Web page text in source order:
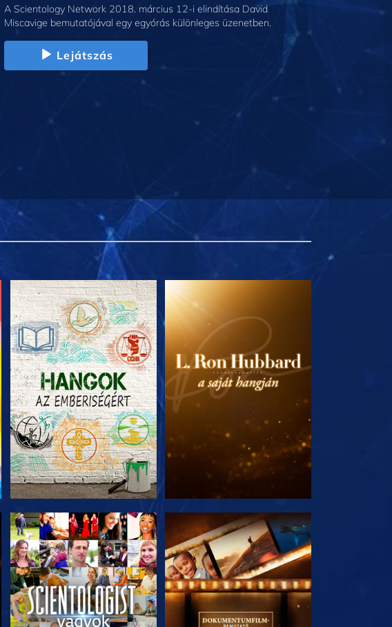
A Scientology Network 2018. március 12-i elindítása David
Miscavige bemutatójával egy egyórás különleges üzenetben.
Lejátszás
A SOROZAT RÉSZEI A SOROZAT RÉSZEI